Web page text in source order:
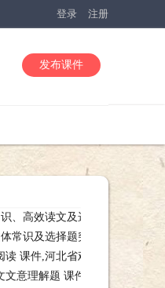
登录 注册
发布课件
、高效读文及选择题突破
散文常识、高效读文及选择题突
常识及选择题突破——2021届-
说文体常识及选择题突破——2021届
读 课件,河北省鸡泽县第一中学
恶补：小说阅读 课件,河北省鸡泽县
文意理解题 课件,河北省鸡泽县